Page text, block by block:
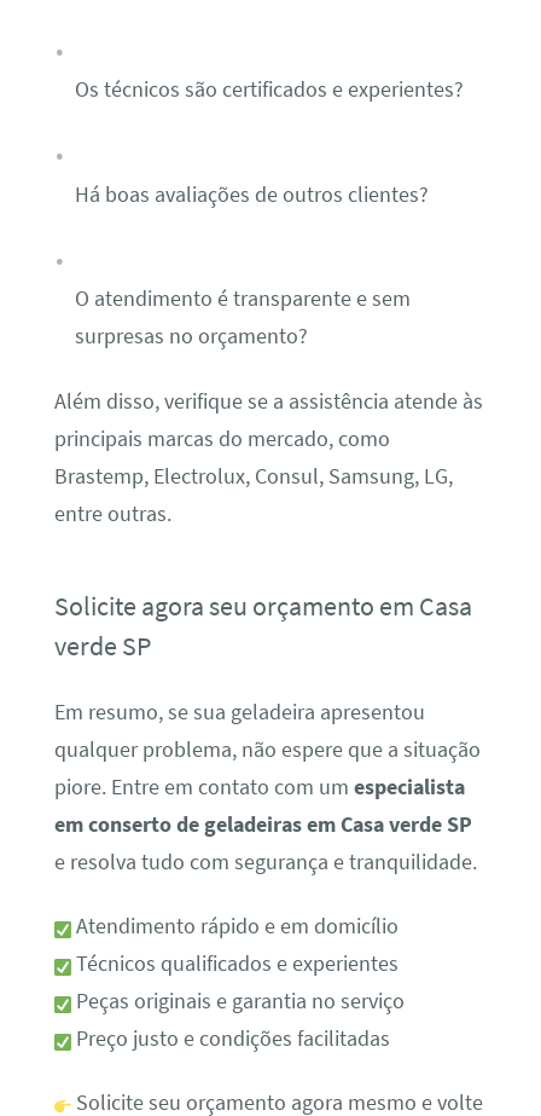
Os técnicos são certificados e experientes?
Há boas avaliações de outros clientes?
O atendimento é transparente e sem
surpresas no orçamento?
Além disso, verifique se a assistência atende às
principais marcas do mercado, como
Brastemp, Electrolux, Consul, Samsung, LG,
entre outras.
Solicite agora seu orçamento em Casa
verde SP
Em resumo, se sua geladeira apresentou
qualquer problema, não espere que a situação
piore. Entre em contato com um especialista
em conserto de geladeiras em Casa verde SP
e resolva tudo com segurança e tranquilidade.
Atendimento rápido e em domicílio
Técnicos qualificados e experientes
Peças originais e garantia no serviço
Preço justo e condições facilitadas
Solicite seu orçamento agora mesmo e volte